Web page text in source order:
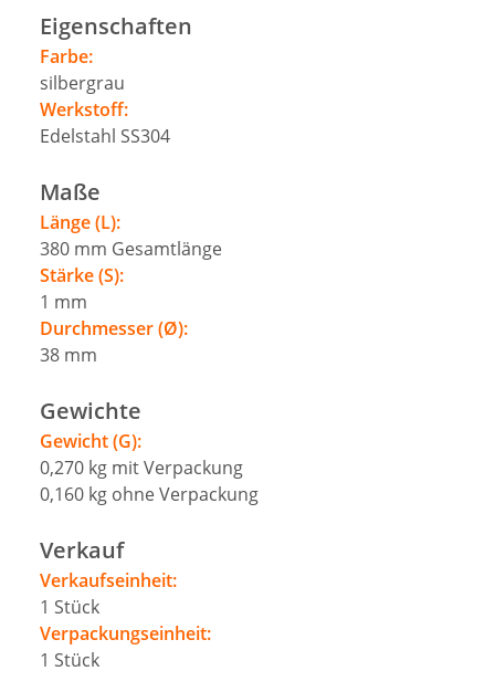
Eigenschaften
Farbe:
silbergrau
Werkstoff:
Edelstahl SS304
Maße
Länge (L):
380 mm Gesamtlänge
Stärke (S):
1 mm
Durchmesser (Ø):
38 mm
Gewichte
Gewicht (G):
0,270 kg mit Verpackung
0,160 kg ohne Verpackung
Verkauf
Verkaufseinheit:
1 Stück
Verpackungseinheit:
1 Stück